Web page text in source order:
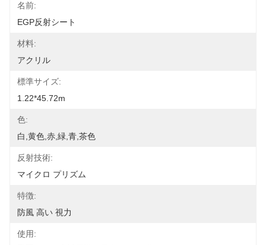
名前:
EGP反射シート
材料:
アクリル
標準サイズ:
1.22*45.72m
色:
白,黄色,赤,緑,青,茶色
反射技術:
マイクロ プリズム
特徴:
防風 高い 視力
使用: